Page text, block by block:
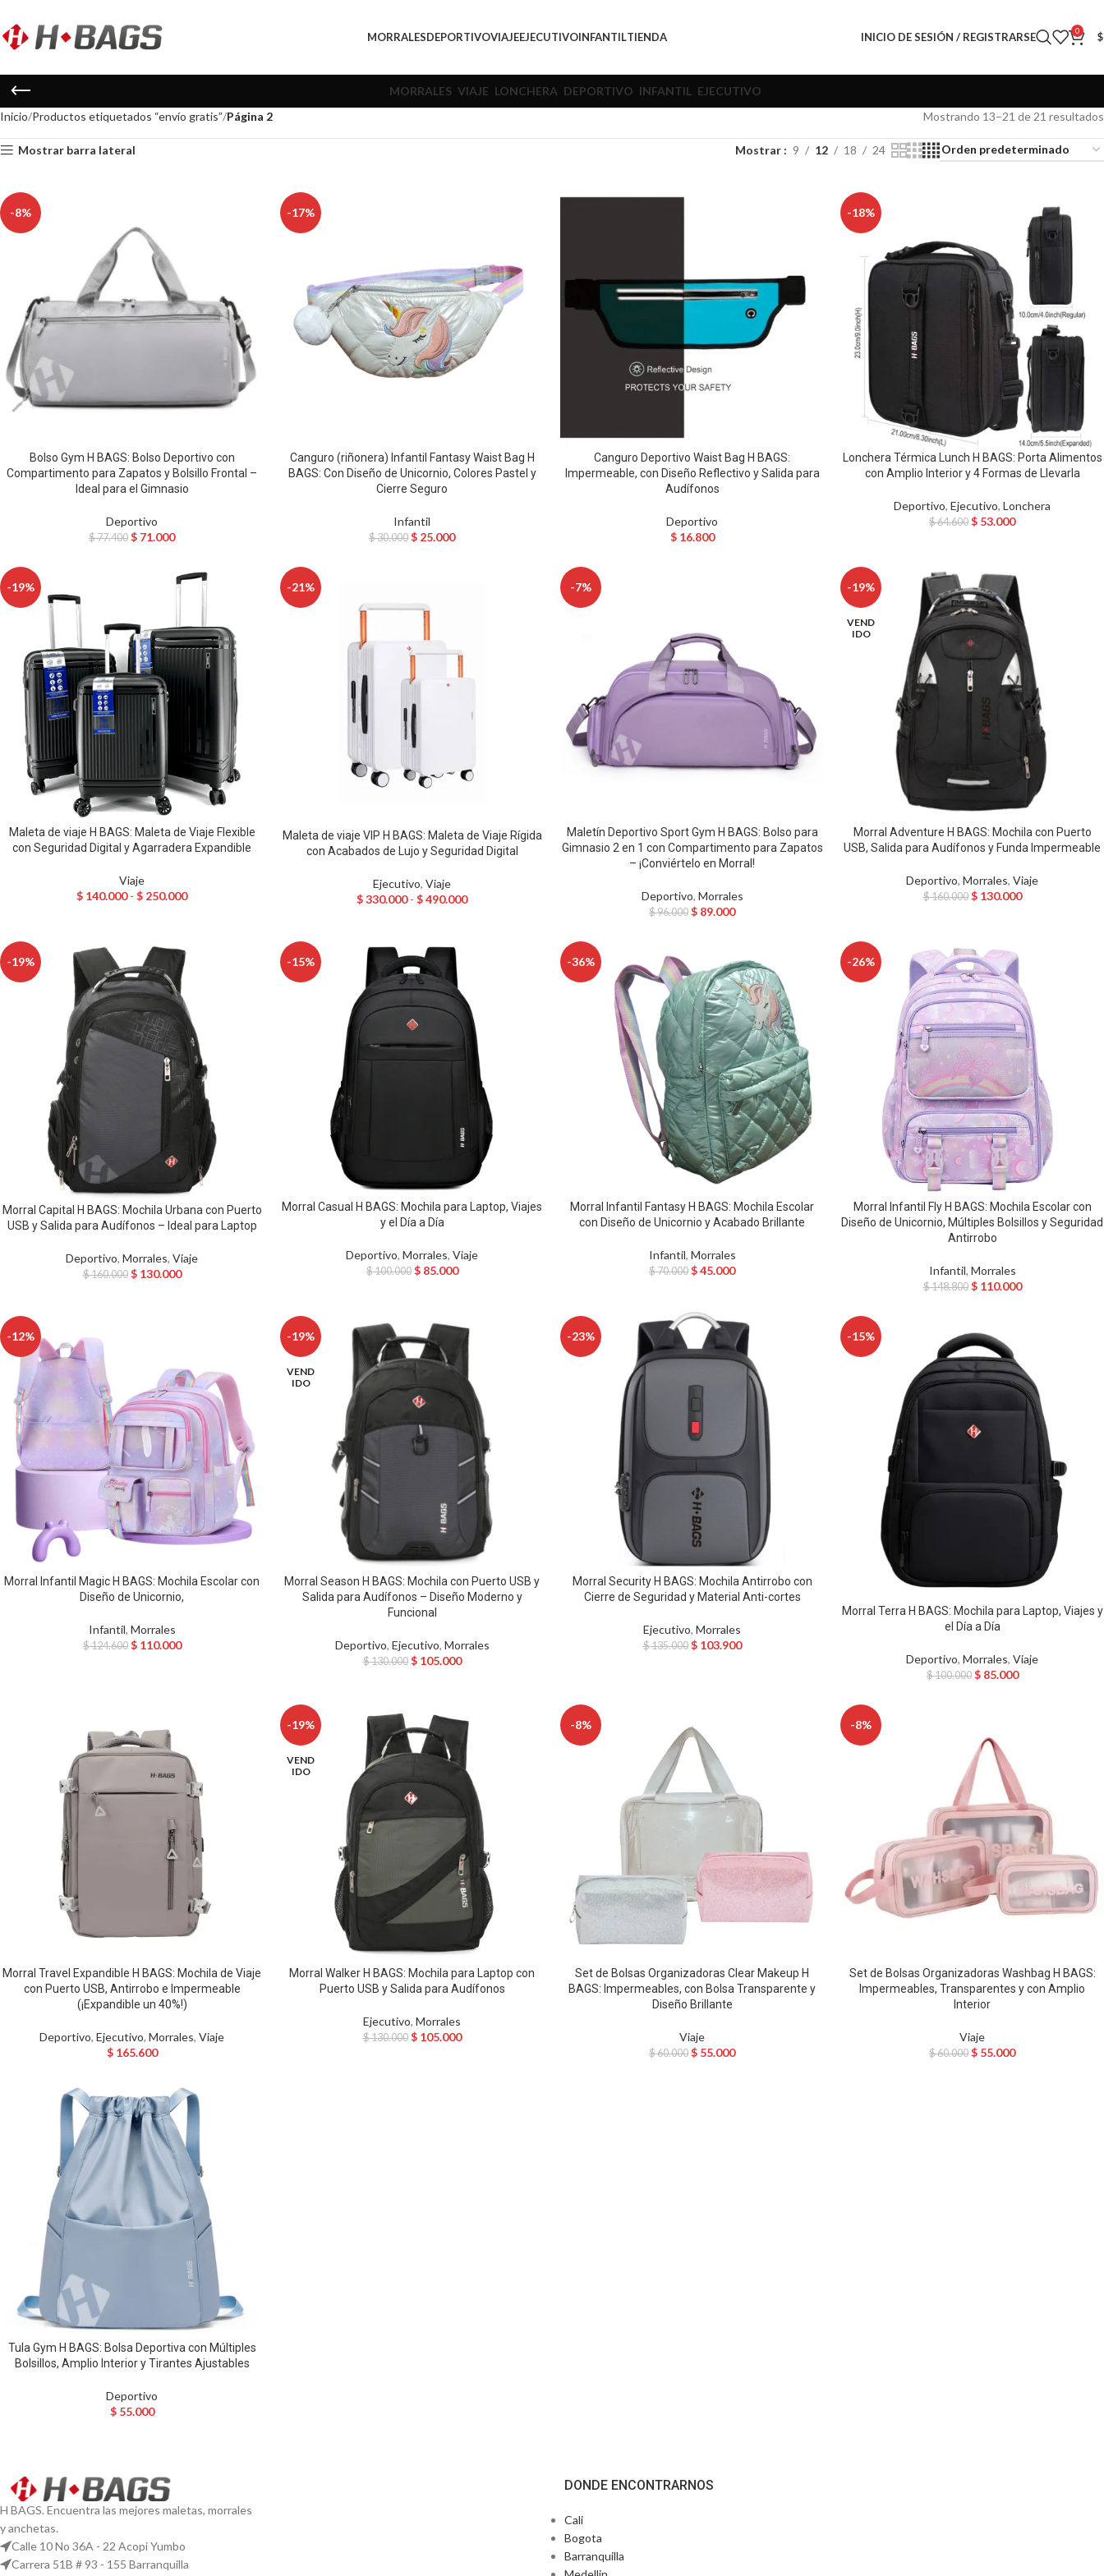
MORRALESDEPORTIVOVIAJEEJECUTIVOINFANTILTIENDA INICIO DE SESIÓN / REGISTRARSE 0 $
MORRALES VIAJE LONCHERA DEPORTIVO INFANTIL
EJECUTIVO
Inicio Productos etiquetados “envío gratis” Página 2 Mostrando 13–21 de 21 resultados
Mostrar barra lateral Mostrar 9 12 18 24
-8%
Bolso Gym H BAGS: Bolso Deportivo con
Compartimento para Zapatos y Bolsillo Frontal –
Ideal para el Gimnasio
Deportivo
$77.400 $ 71.000
-17%
Canguro (riñonera) Infantil Fantasy Waist Bag H
BAGS: Con Diseño de Unicornio, Colores Pastel y
Cierre Seguro
Infantil
$30.000 $ 25.000
Canguro Deportivo Waist Bag H BAGS:
Impermeable, con Diseño Reflectivo y Salida para
Audífonos
Deportivo
$16.800
-18%
Lonchera Térmica Lunch H BAGS: Porta Alimentos
con Amplio Interior y 4 Formas de Llevarla
Deportivo, Ejecutivo, Lonchera
$64.600 $ 53.000
-19%
Maleta de viaje H BAGS: Maleta de Viaje Flexible
con Seguridad Digital y Agarradera Expandible
Viaje
$ 140.000 - $ 250.000
-21%
Maleta de viaje VIP H BAGS: Maleta de Viaje Rígida
con Acabados de Lujo y Seguridad Digital
Ejecutivo, Viaje
$330.000 - $490.000
-7%
Maletín Deportivo Sport Gym H BAGS: Bolso para
Gimnasio 2 en 1 con Compartimento para Zapatos
– ¡Conviértelo en Morral!
Deportivo, Morrales
$96.000 $ 89.000
-19%
VEND
IDO
Morral Adventure H BAGS: Mochila con Puerto
USB, Salida para Audífonos y Funda Impermeable
Deportivo, Morrales, Viaje
$160.000 $130.000
-19%
Morral Capital H BAGS: Mochila Urbana con Puerto
USB y Salida para Audífonos – Ideal para Laptop
Deportivo, Morrales, Viaje
$160.000 $130.000
-15%
Morral Casual H BAGS: Mochila para Laptop, Viajes
y el Día a Día
Deportivo, Morrales, Viaje
$100.000 $85.000
-36%
Morral Infantil Fantasy H BAGS: Mochila Escolar
con Diseño de Unicornio y Acabado Brillante
Infantil, Morrales
$70.000 $45.000
-26%
Morral Infantil Fly H BAGS: Mochila Escolar con
Diseño de Unicornio, Múltiples Bolsillos y Seguridad
Antirrobo
Infantil, Morrales
$148.800 $110.000
-12%
Morral Infantil Magic H BAGS: Mochila Escolar con
Diseño de Unicornio,
Infantil, Morrales
$124.600 $110.000
-19%
VEND
IDO
Morral Season H BAGS: Mochila con Puerto USB y
Salida para Audífonos – Diseño Moderno y
Funcional
Deportivo, Ejecutivo, Morrales
$130.000 $105.000
-23%
Morral Security H BAGS: Mochila Antirrobo con
Cierre de Seguridad y Material Anti-cortes
Ejecutivo, Morrales
$135.000 $103.900
-15%
Morral Terra H BAGS: Mochila para Laptop, Viajes y
el Día a Día
Deportivo, Morrales, Viaje
$100.000 $85.000
Morral Travel Expandible H BAGS: Mochila de Viaje
con Puerto USB, Antirrobo e Impermeable
(¡Expandible un 40%!)
Deportivo, Ejecutivo, Morrales, Viaje
$165.600
-19%
VEND
IDO
Morral Walker H BAGS: Mochila para Laptop con
Puerto USB y Salida para Audífonos
Ejecutivo, Morrales
$130.000 $105.000
-8%
Set de Bolsas Organizadoras Clear Makeup H
BAGS: Impermeables, con Bolsa Transparente y
Diseño Brillante
Viaje
$60.000 $ 55.000
-8%
Set de Bolsas Organizadoras Washbag H BAGS:
Impermeables, Transparentes y con Amplio
Interior
Viaje
$60.000 $ 55.000
Tula Gym H BAGS: Bolsa Deportiva con Múltiples
Bolsillos, Amplio Interior y Tirantes Ajustables
Deportivo
$55.000
H BAGS. Encuentra las mejores maletas, morrales
y anchetas.
Calle 10 No 36A - 22 Acopi Yumbo
Carrera 51B # 93 - 155 Barranquilla
DONDE ENCONTRARNOS
Cali
Bogota
Barranquilla